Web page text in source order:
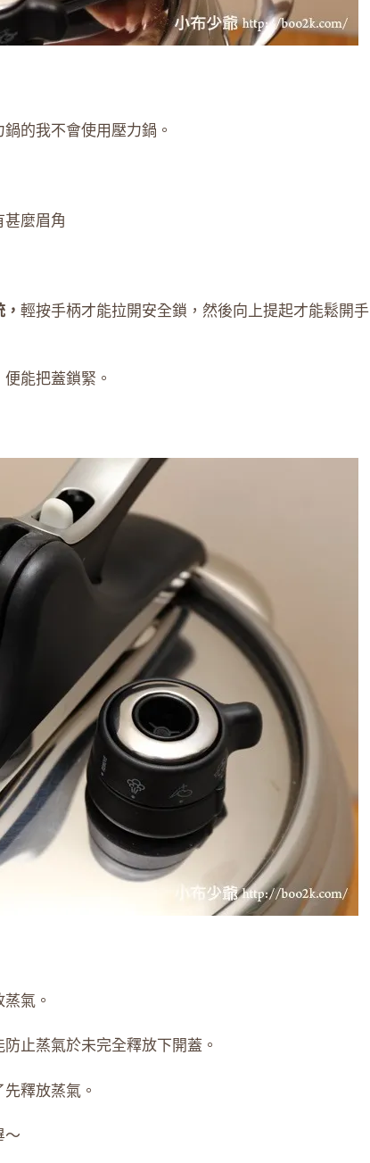
的我不會使用壓力鍋。
甚麼眉角
輕按手柄才能拉開安全鎖，然後向上提起才能鬆開手
能把蓋鎖緊。
氣。
止蒸氣於未完全釋放下開蓋。
釋放蒸氣。
～